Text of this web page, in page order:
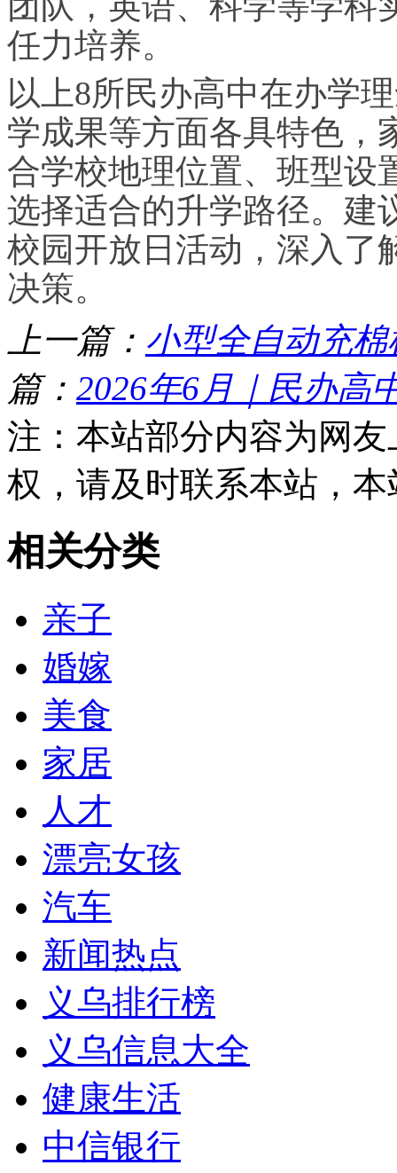
任力培养。
以上8所民办高中在办学
学成果等方面各具特色，
合学校地理位置、班型设
选择适合的升学路径。建
校园开放日活动，深入了
决策。
上一篇： 小型全自动充
篇： 2026年6月｜民办高
注：本站部分内容为网
权，请及时联系本站，
相关分类
亲子
婚嫁
美食
家居
人才
漂亮女孩
汽车
新闻热点
义乌排行榜
义乌信息大全
健康生活
中信银行